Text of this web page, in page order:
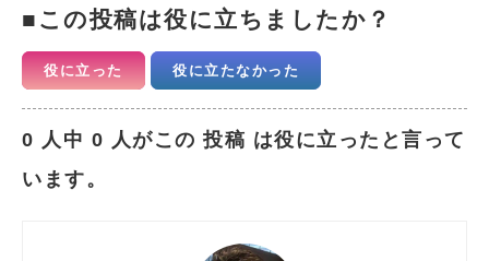
この投稿は役に立ちましたか？
役に立った 役に立たなかった
0 人中 0 人がこの 投稿 は役に立ったと言って
います。